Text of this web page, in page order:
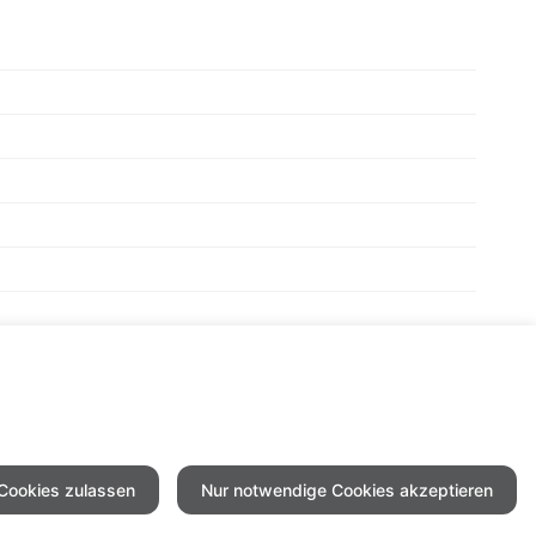
zulassen Nur notwendige Cookies akzeptieren